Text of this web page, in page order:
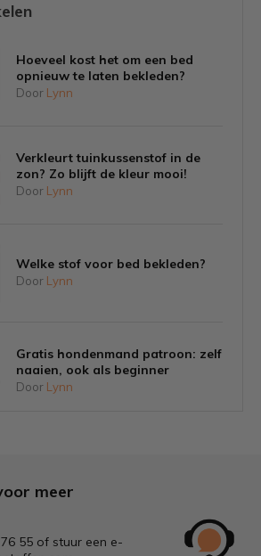
Hoeveel kost het om een bed
opnieuw te laten bekleden?
Door Lynn
Verkleurt tuinkussenstof in de
zon? Zo blijft de kleur mooi!
Door Lynn
Welke stof voor bed bekleden?
Door Lynn
Gratis hondenmand patroon: zelf
naaien, ook als beginner
Door Lynn
Welke stof is het beste voor
meer
55 of stuur een e-